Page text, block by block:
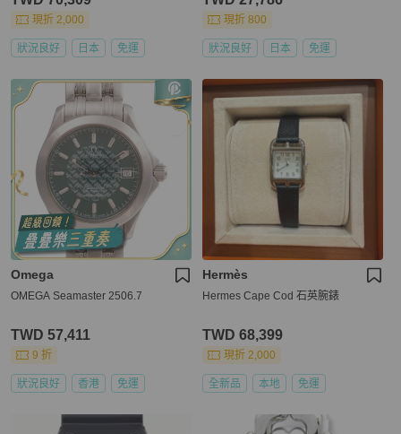
現折 2,000
狀況良好 日本 免運
現折 800
狀況良好 日本 免運
Omega
OMEGA Seamaster 2506.7
TWD 57,411
9 折
狀況良好 香港 免運
Hermès
Hermes Cape Cod 石英腕錶
TWD 68,399
現折 2,000
全新品 本地 免運